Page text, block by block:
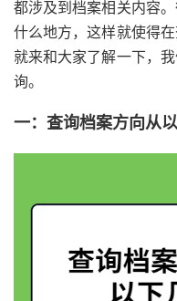
都涉及到档案相关内容
什么地方，这样就使得
就来和大家了解一下，
询。
一：查询档案方向从以